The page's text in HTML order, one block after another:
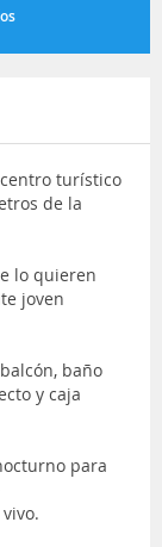
turístico
de la
lo quieren
joven
baño
y caja
para